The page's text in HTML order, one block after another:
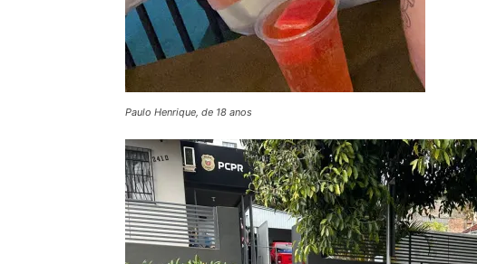
Paulo Henrique, de 18 anos